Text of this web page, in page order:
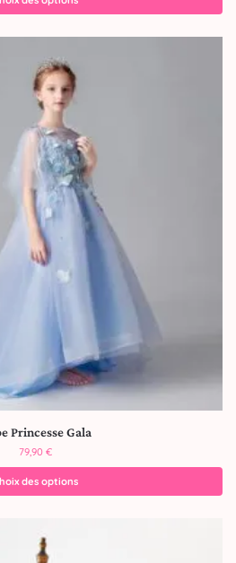
Princesse Gala
79,90 €
des options